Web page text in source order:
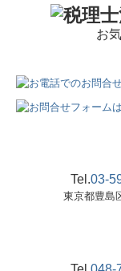
お
Tel.03-
東京都豊